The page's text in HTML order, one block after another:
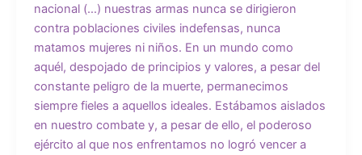
nacional (…) nuestras armas nunca se dirigieron
contra poblaciones civiles indefensas, nunca
matamos mujeres ni niños. En un mundo como
aquél, despojado de principios y valores, a pesar del
constante peligro de la muerte, permanecimos
siempre fieles a aquellos ideales. Estábamos aislados
en nuestro combate y, a pesar de ello, el poderoso
ejército al que nos enfrentamos no logró vencer a